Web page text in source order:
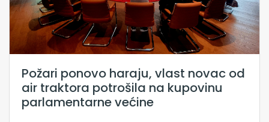
Požari ponovo haraju, vlast novac od
air traktora potrošila na kupovinu
parlamentarne većine